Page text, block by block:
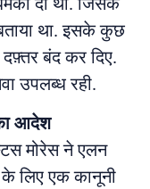
था. इसके कुछ
बंद कर दिए.
उपलब्ध रही.
आदेश
मोरेस ने एलन
लिए एक कानूनी